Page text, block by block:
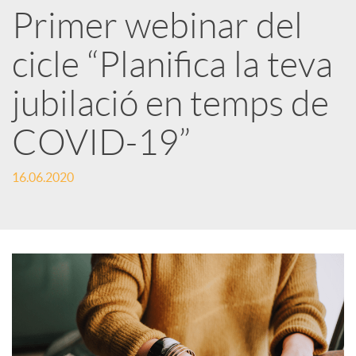
a
r
x
e
o
Primer webinar del
cicle “Planifica la teva
jubilació en temps de
COVID-19”
16.06.2020